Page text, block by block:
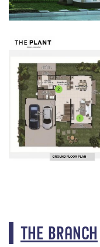
THE BRANCH